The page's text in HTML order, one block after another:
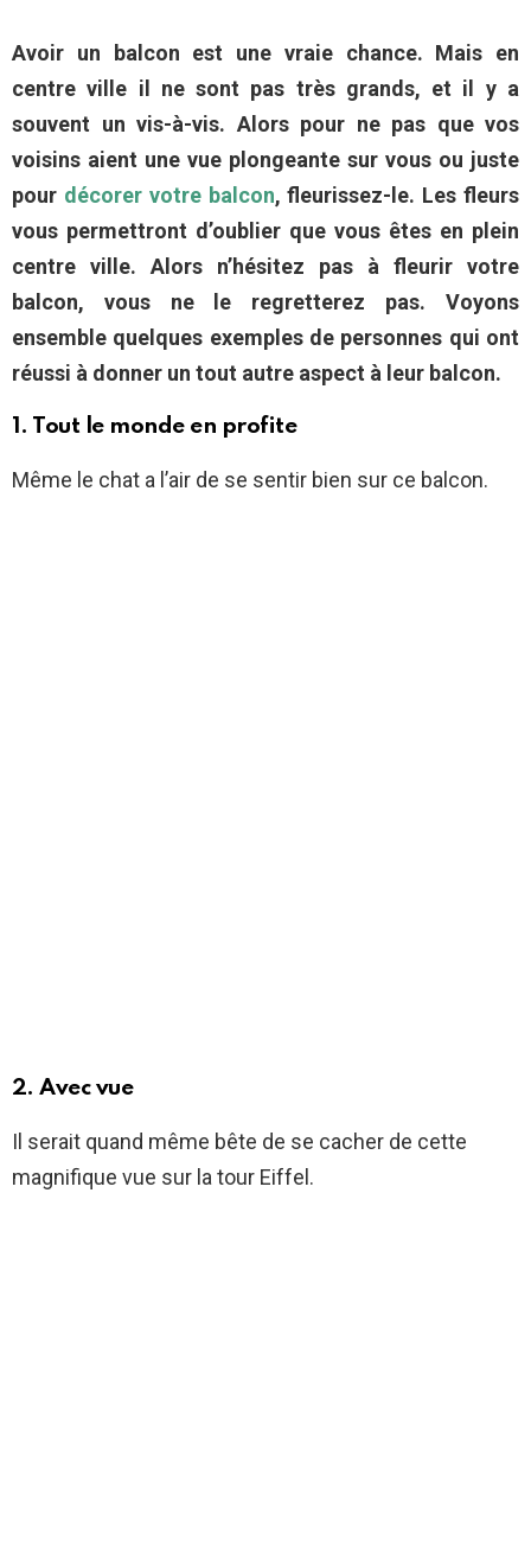
Avoir un balcon est une vraie chance. Mais en
centre ville il ne sont pas très grands, et il y a
souvent un vis-à-vis. Alors pour ne pas que vos
voisins aient une vue plongeante sur vous ou juste
pour décorer votre balcon, fleurissez-le. Les fleurs
vous permettront d’oublier que vous êtes en plein
centre ville. Alors n’hésitez pas à fleurir votre
balcon, vous ne le regretterez pas. Voyons
ensemble quelques exemples de personnes qui ont
réussi à donner un tout autre aspect à leur balcon.
1. Tout le monde en profite
Même le chat a l’air de se sentir bien sur ce balcon.
2. Avec vue
Il serait quand même bête de se cacher de cette
magnifique vue sur la tour Eiffel.